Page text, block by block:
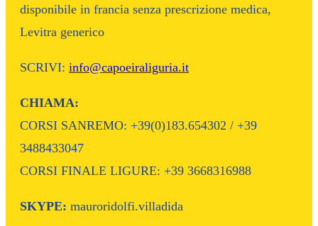
disponibile in francia senza prescrizione medica,
Levitra generico
SCRIVI: info@capoeiraliguria.it
CHIAMA:
CORSI SANREMO: +39(0)183.654302 / +39
3488433047
CORSI FINALE LIGURE: +39 3668316988
SKYPE: mauroridolfi.villadida